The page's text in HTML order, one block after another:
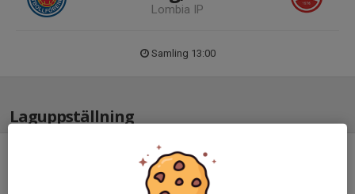
Lombia IP
Samling 13:00
Laguppställning
Ingen uppställning ifylld